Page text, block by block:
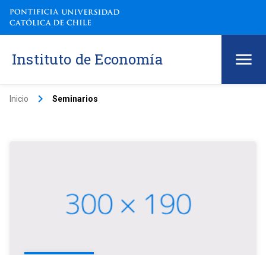
Instituto de Economía
Inicio keyboard_arrow_right Seminarios